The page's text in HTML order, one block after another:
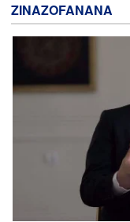
ZINAZOFANANA